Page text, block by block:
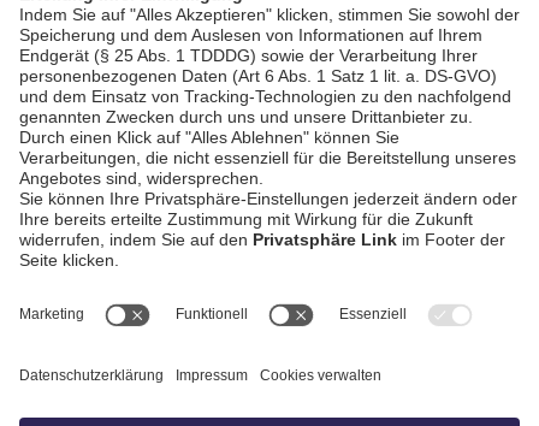
AGB / Gewinnspiele
Datenschutz
Impressum